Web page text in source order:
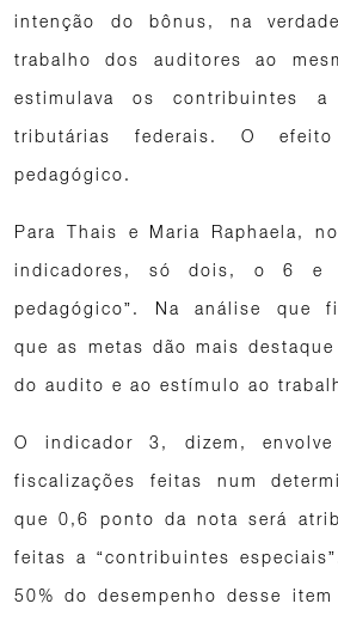
intenção do bônus, na
trabalho dos auditores ao
estimulava os contribuintes
tributárias federais. O
pedagógico.
Para Thais e Maria Raphaela,
indicadores, só dois, o 6 e
pedagógico”. Na análise que
que as metas dão mais
do audito e ao estímulo ao
O indicador 3, dizem,
fiscalizações feitas num
que 0,6 ponto da nota será
feitas a “contribuintes
50% do desempenho desse